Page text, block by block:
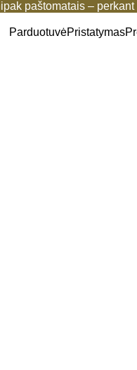
paštomatais –
ParduotuvėPristatymas